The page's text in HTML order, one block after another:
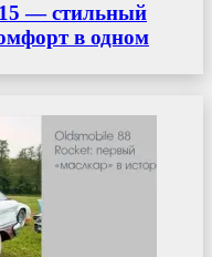
— стильный
в одном